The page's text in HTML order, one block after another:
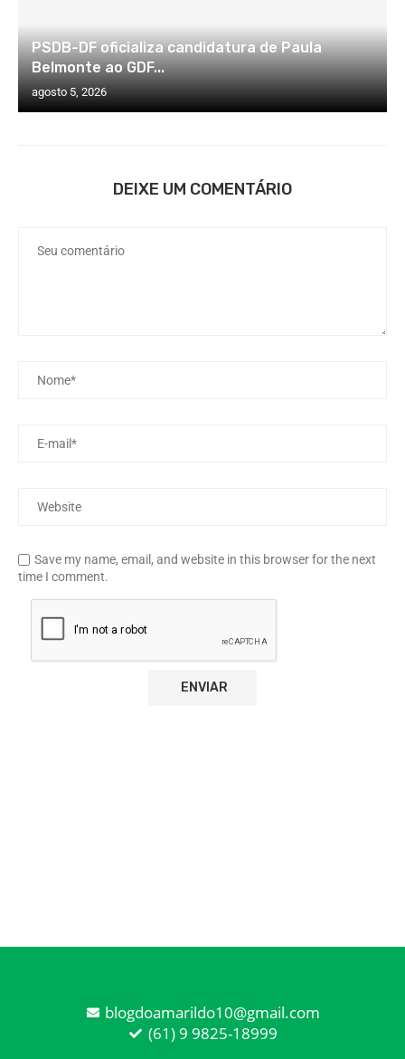
PSDB-DF oficializa candidatura de Paula
Belmonte ao GDF...
agosto 5, 2026
DEIXE UM COMENTÁRIO
Save my name, email, and website in this browser for the next
time I comment.
blogdoamarildo10@gmail.com
(61) 9 9825-18999